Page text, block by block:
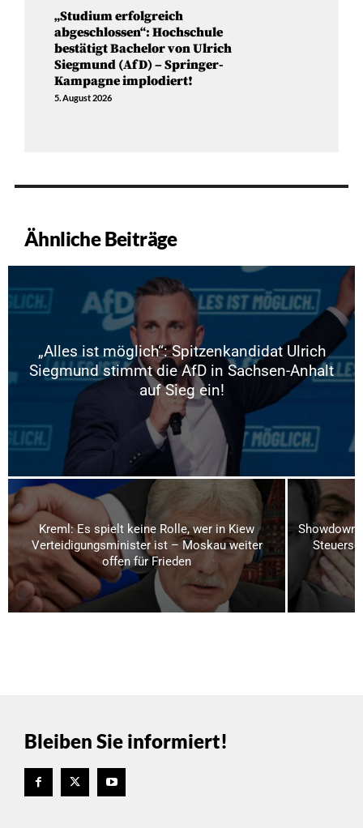
„Studium erfolgreich
abgeschlossen“: Hochschule
bestätigt Bachelor von Ulrich
Siegmund (AfD) – Springer-
Kampagne implodiert!
5. August 2026
Ähnliche Beiträge
„Alles ist möglich“: Spitzenkandidat Ulrich
Siegmund stimmt die AfD in Sachsen-Anhalt
auf Sieg ein!
Kreml: Es spielt keine Rolle, wer in Kiew
Verteidigungsminister ist – Moskau weiter
offen für Frieden
Showdown
Bleiben Sie informiert!